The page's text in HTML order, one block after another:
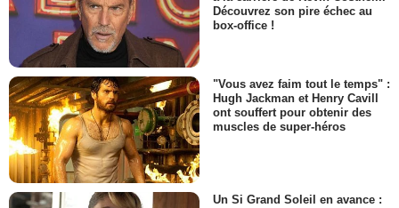
Découvrez son pire échec au
box-office !
"Vous avez faim tout le temps" :
Hugh Jackman et Henry Cavill
ont souffert pour obtenir des
muscles de super-héros
Un Si Grand Soleil en avance :